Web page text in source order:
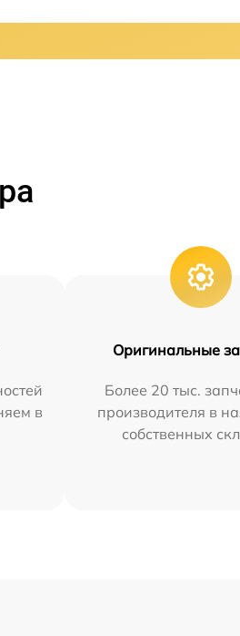
в
Оригинальные
Более 20 тыс.
производителя в
собственных